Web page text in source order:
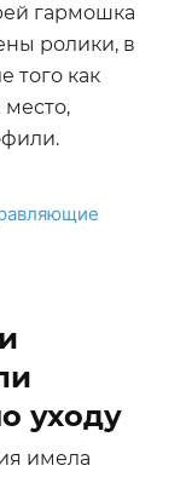
гармошка
ролики, в
того как
место,
уходу
имела